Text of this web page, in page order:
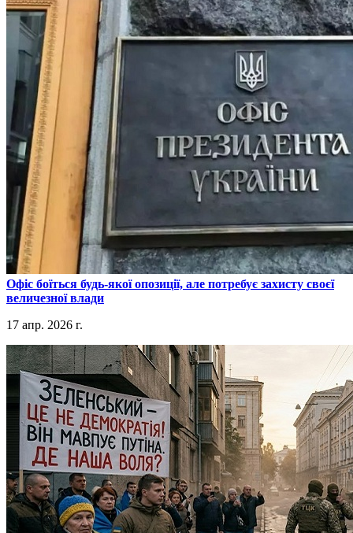
​Офіс боїться будь-якої опозиції, але потребує захисту своєї
величезної влади
17 апр. 2026 г.